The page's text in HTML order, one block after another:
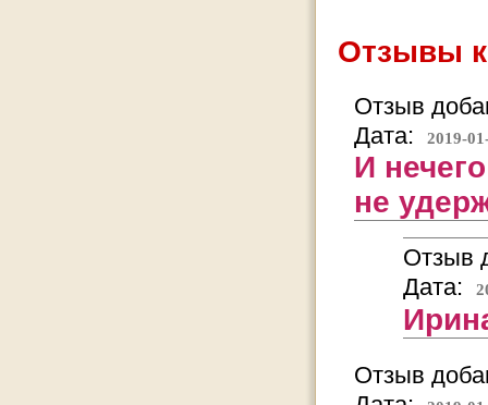
Отзывы
Отзыв
Дата:
2019-
И
не
Отзыв
Дата:
Отзыв